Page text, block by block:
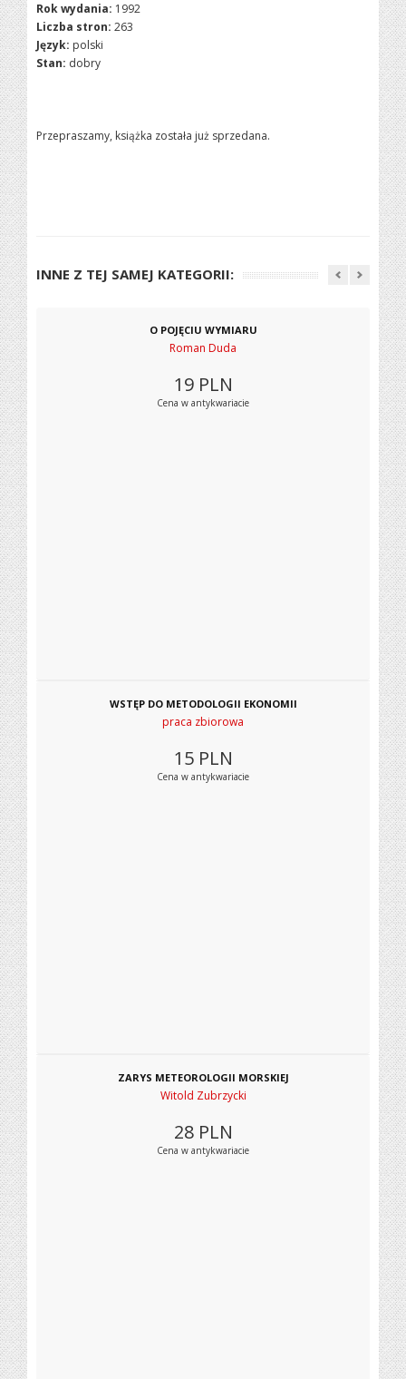
Rok wydania: 1992
Liczba stron: 263
Język: polski
Stan: dobry
Przepraszamy, książka została już sprzedana.
INNE Z TEJ SAMEJ KATEGORII:
O POJĘCIU WYMIARU
Roman Duda
19 PLN
Cena w antykwariacie
WSTĘP DO METODOLOGII EKONOMII
praca zbiorowa
15 PLN
Cena w antykwariacie
ZARYS METEOROLOGII MORSKIEJ
Witold Zubrzycki
28 PLN
Cena w antykwariacie